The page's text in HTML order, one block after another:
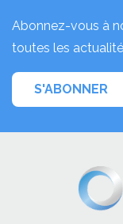
Abonnez-vous à
toutes les
S'ABONNER